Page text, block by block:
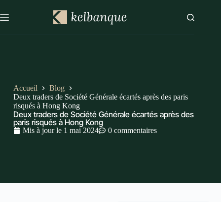
Accueil
Blog
Deux traders de Société Générale écartés après des paris
risqués à Hong Kong
Deux traders de Société Générale écartés après des
paris risqués à Hong Kong
Mis à jour le 1 mai 2024 0 commentaires